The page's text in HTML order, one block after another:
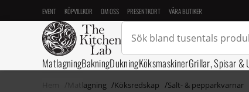
EVENT KÖPVILLKOR OM OSS PRESENTKORT VÅRA BUTIKER
MatlagningBakningDukningKöksmaskinerGrillar, Spisar &
Matlagning Köksredskap Salt- & pepparkvarnar